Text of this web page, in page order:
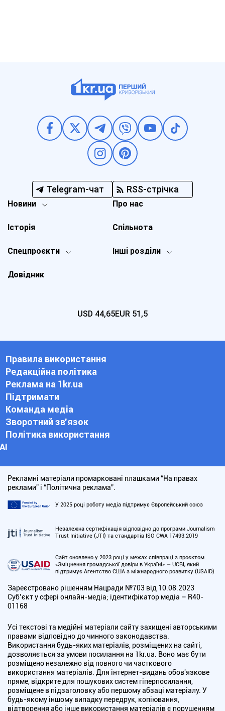
Telegram-чат RSS-стрічка
Новини
Спецпроєкти Інші розділи
Історія
Про нас
Довідник
Спільнота
USD 44,65EUR 51,5
Правила використання
Редакційна політика
Реклама на 1kr.ua
Підтримати
Команда медіа
Зворотний зв'язок
Політика використання
АІ
Рекламні матеріали промарковані плашками “На правах
реклами” і “Політична реклама”.
У 2025 році роботу медіа підтримує Європейський союз
Незалежна сертифікація відповідно до програми Journalism
Trust Initiative (JTI) та стандартів ISO CWA 17493:2019
Сайт оновлено у 2023 році у межах співпраці з проєктом
«Зміцнення громадської довіри в Україні» — UCBI, який
підтримує Агентство США з міжнародного розвитку (USAID)
Зареєстровано рішенням Нацради №703 від 10.08.2023
Cуб’єкт у сфері онлайн-медіа; ідентифікатор медіа – R40-
01168
Усі текстові та медійні матеріали сайту захищені авторськими
правами відповідно до чинного законодавства.
Використання будь-яких матеріалів, розміщених на сайті,
дозволяється за умови посилання на 1kr.ua. Воно має бути
розміщено незалежно від повного чи часткового
використання матеріалів. Для інтернет-видань обов'язкове
пряме, відкрите для пошукових систем гіперпосилання,
розміщене в підзаголовку або першому абзаці матеріалу. У
будь-якому іншому випадку передрук, копіювання,
відтворення або інше використання матеріалів є порушенням